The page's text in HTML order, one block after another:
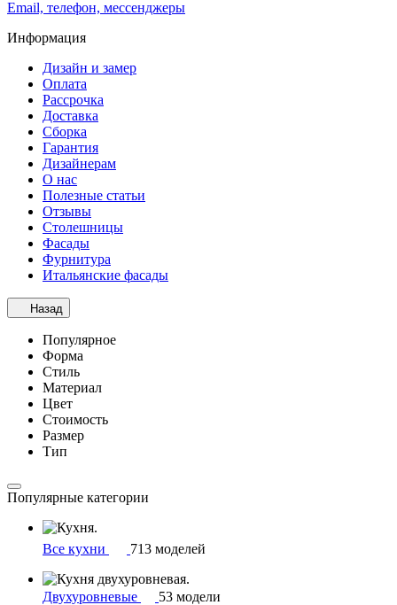
Email, телефон, мессенджеры
Информация
Дизайн и замер
Оплата
Рассрочка
Доставка
Сборка
Гарантия
Дизайнерам
О нас
Полезные статьи
Отзывы
Столешницы
Фасады
Фурнитура
Итальянские фасады
Назад
Популярное
Форма
Стиль
Материал
Цвет
Стоимость
Размер
Тип
Популярные категории
Все кухни 713 моделей
Двухуровневые 53 модели